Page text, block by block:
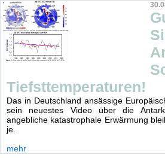
Tiefsttemperaturen!
Das in Deutschland ansässige
sein neuestes Video über die
angebliche katastrophale Erwärmung
je.
mehr